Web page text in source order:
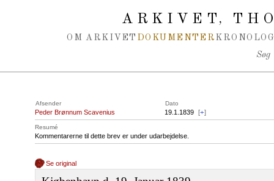
ARKIVET,
OM ARKIVET DOKUMENTER
Søg
Afsender Dato
Peder Brønnum Scavenius 19.1.1839 [+]
Resumé
Kommentarerne til dette brev er under udarbejdelse.
Se original